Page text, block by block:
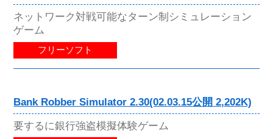
ネットワーク対戦可能なターン制シミュレーション
ゲーム
フリーソフト
Bank Robber Simulator 2.30(02.03.15公開 2,202K)
要するに銀行強盗模擬体験ゲーム